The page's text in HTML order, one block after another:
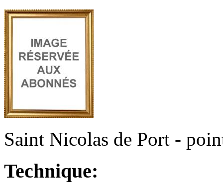
Saint Nicolas de Port -
Technique: